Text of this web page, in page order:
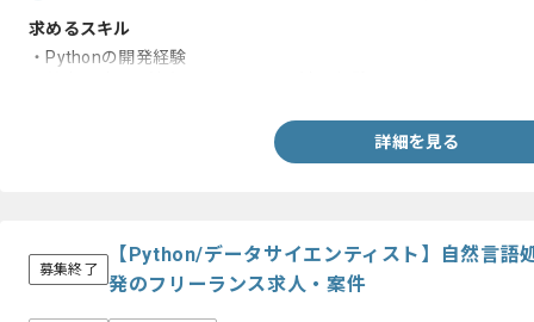
求めるスキル
・Pythonの開発経験
詳細を見る
募集終了
【Python/データサイエンティスト】自然言語
発のフリーランス求人・案件